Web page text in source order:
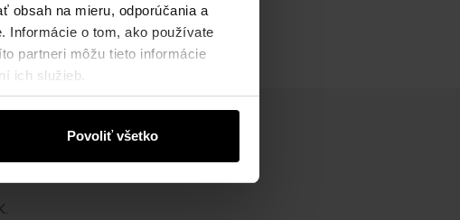
obsah na mieru, odporúčania a
Informácie o tom, ako používate
partneri môžu tieto informácie
ich služieb.
Povoliť všetko